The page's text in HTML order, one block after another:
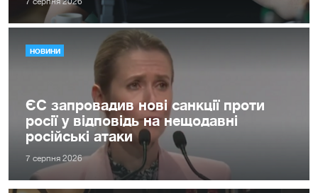
НОВИНИ
ЄС запровадив нові санкції проти
росії у відповідь на нещодавні
російські атаки
7 серпня 2026